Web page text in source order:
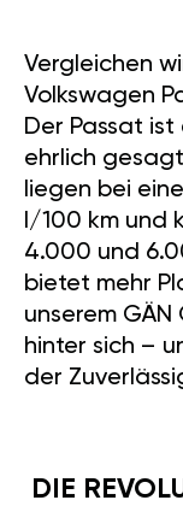
Vergleichen
Volkswagen
Der Passat
ehrlich
liegen bei
l/100 km und
4.000 und
bietet mehr
unserem
hinter sich –
der
DIE